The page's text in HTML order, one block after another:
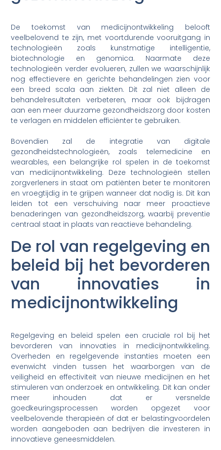
De toekomst van medicijnontwikkeling belooft
veelbelovend te zijn, met voortdurende vooruitgang in
technologieën zoals kunstmatige intelligentie,
biotechnologie en genomica. Naarmate deze
technologieën verder evolueren, zullen we waarschijnlijk
nog effectievere en gerichte behandelingen zien voor
een breed scala aan ziekten. Dit zal niet alleen de
behandelresultaten verbeteren, maar ook bijdragen
aan een meer duurzame gezondheidszorg door kosten
te verlagen en middelen efficiënter te gebruiken.
Bovendien zal de integratie van digitale
gezondheidstechnologieën, zoals telemedicine en
wearables, een belangrijke rol spelen in de toekomst
van medicijnontwikkeling. Deze technologieën stellen
zorgverleners in staat om patiënten beter te monitoren
en vroegtijdig in te grijpen wanneer dat nodig is. Dit kan
leiden tot een verschuiving naar meer proactieve
benaderingen van gezondheidszorg, waarbij preventie
centraal staat in plaats van reactieve behandeling.
De rol van regelgeving en
beleid bij het bevorderen
van innovaties in
medicijnontwikkeling
Regelgeving en beleid spelen een cruciale rol bij het
bevorderen van innovaties in medicijnontwikkeling.
Overheden en regelgevende instanties moeten een
evenwicht vinden tussen het waarborgen van de
veiligheid en effectiviteit van nieuwe medicijnen en het
stimuleren van onderzoek en ontwikkeling. Dit kan onder
meer inhouden dat er versnelde
goedkeuringsprocessen worden opgezet voor
veelbelovende therapieën of dat er belastingvoordelen
worden aangeboden aan bedrijven die investeren in
innovatieve geneesmiddelen.